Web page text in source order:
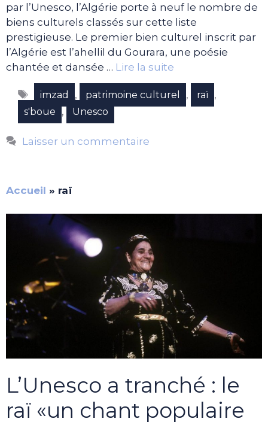
par l’Unesco, l’Algérie porte à neuf le nombre de
biens culturels classés sur cette liste
prestigieuse. Le premier bien culturel inscrit par
l’Algérie est l’ahellil du Gourara, une poésie
chantée et dansée … Lire la suite
Étiquettes
imzad , patrimoine culturel , raï ,
s'boue , Unesco
Laisser un commentaire
Accueil » raï
L’Unesco a tranché : le
raï «un chant populaire